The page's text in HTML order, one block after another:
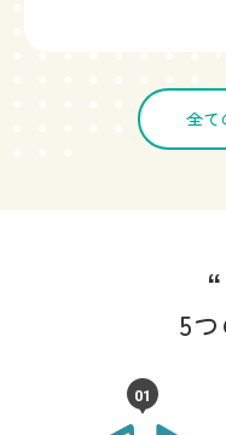
全て
“
5
01